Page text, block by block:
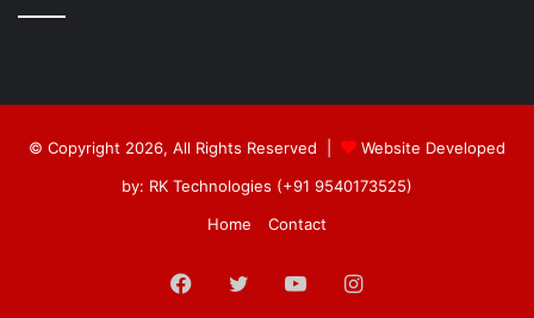
© Copyright 2026, All Rights Reserved |
Website Developed
by: RK Technologies (+91 9540173525)
Home
Contact
Facebook
Twitter YouTubeInstagram